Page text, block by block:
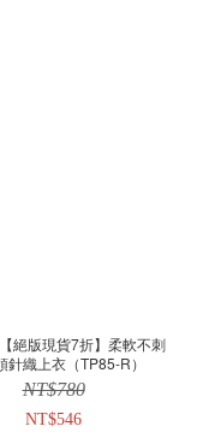
絕版現貨7折】柔軟不刺
針織上衣（TP85-R）
NT$780
NT$546